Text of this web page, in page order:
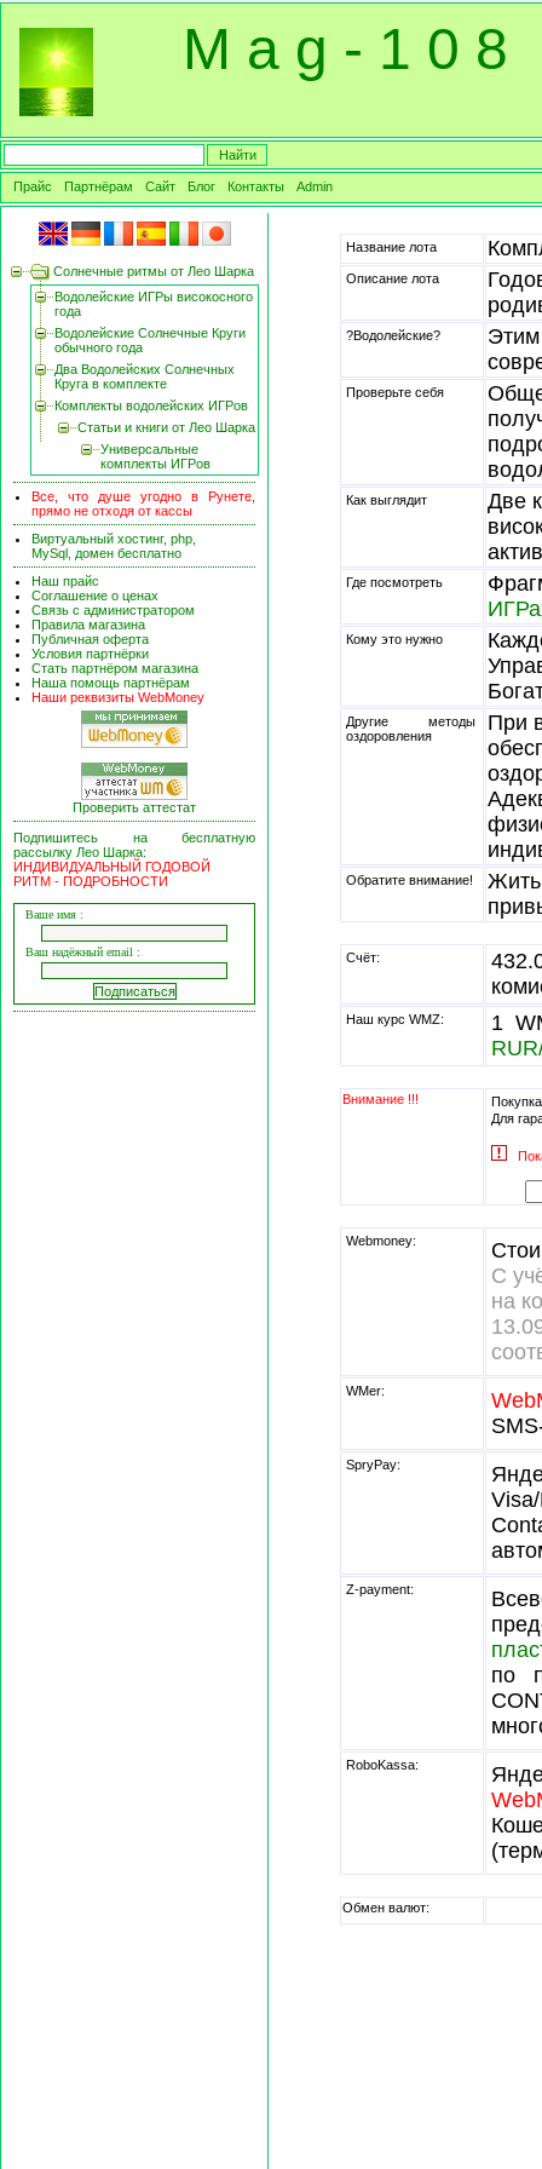
Название лота
Описание лота
?Водолейские?
Этим
Проверьте себя
Как выглядит
Две
Где посмотреть
Кому это нужно
Другие методы
оздоровления
При
Обратите внимание!
Жить
Счёт:
Наш курс WMZ:
1
Внимание !!!
Для
Webmoney:
С
на
WMer:
SpryPay:
Z-payment:
по
RoboKassa:
Обмен валют:
Солнечные ритмы от Лео Шарка
Водолейские ИГРы високосного
года
Водолейские Солнечные Круги
обычного года
Два Водолейских Солнечных
Круга в комплекте
Комплекты водолейских ИГРов
Статьи и книги от Лео Шарка
Универсальные
комплекты ИГРов
Все, что душе угодно в Рунете,
прямо не отходя от кассы
Виртуальный хостинг, php,
MySql, домен бесплатно
Наш прайс
Соглашение о ценах
Связь с администратором
Правила магазина
Публичная оферта
Условия партнёрки
Стать партнёром магазина
Наша помощь партнёрам
Наши реквизиты WebMoney
Проверить аттестат
Подпишитесь на бесплатную
рассылку Лео Шарка:
ИНДИВИДУАЛЬНЫЙ ГОДОВОЙ
РИТМ - ПОДРОБНОСТИ
Ваше имя :
Ваш надёжный email :
M a g - 1 0 8
Прайс Партнёрам Сайт Блог Контакты Admin